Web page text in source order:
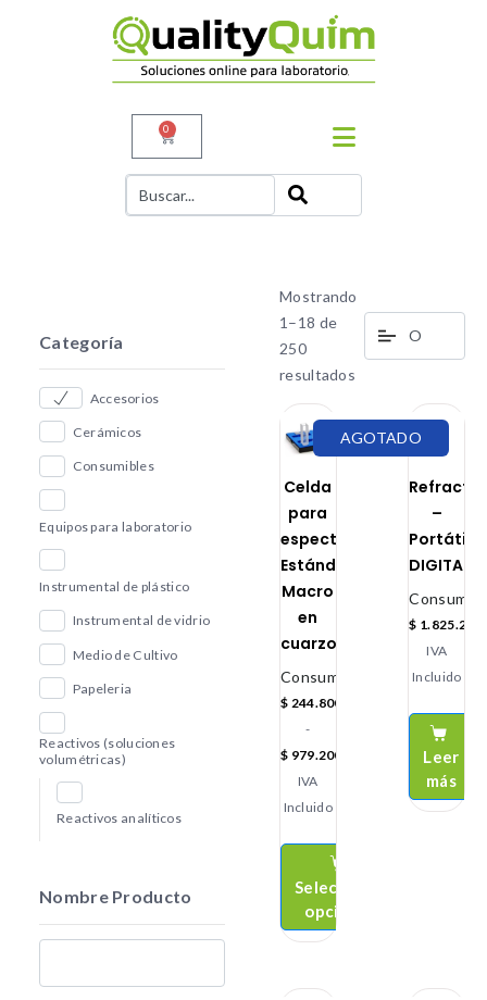
0
Categoría
Accesorios
Cerámicos
Consumibles
Equipos para laboratorio
Instrumental de plástico
Instrumental de vidrio
Medio de Cultivo
Papeleria
Reactivos (soluciones
volumétricas)
Reactivos analíticos
Nombre Producto
Mostrando
1–18 de
250
resultados
Celda
para
espectrofotómetro
Estándar
Macro
en
cuarzo
Consumibles
$ 244.800
-
$ 979.200
IVA
Incluido
Seleccionar
opciones
AGOTADO
–
Portátil
DIGITAL
$ 1.825.200
IVA
Incluido
Leer
más